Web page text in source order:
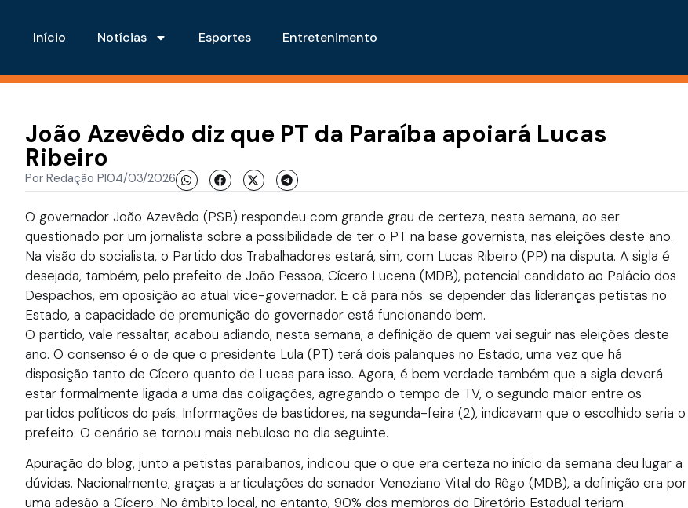
Início Notícias Esportes Entretenimento
João Azevêdo diz que PT da Paraíba apoiará Lucas
Ribeiro
Por Redação PI04/03/2026
O governador João Azevêdo (PSB) respondeu com grande grau de certeza, nesta semana, ao ser
questionado por um jornalista sobre a possibilidade de ter o PT na base governista, nas eleições deste ano.
Na visão do socialista, o Partido dos Trabalhadores estará, sim, com Lucas Ribeiro (PP) na disputa. A sigla é
desejada, também, pelo prefeito de João Pessoa, Cícero Lucena (MDB), potencial candidato ao Palácio dos
Despachos, em oposição ao atual vice-governador. E cá para nós: se depender das lideranças petistas no
Estado, a capacidade de premunição do governador está funcionando bem.
O partido, vale ressaltar, acabou adiando, nesta semana, a definição de quem vai seguir nas eleições deste
ano. O consenso é o de que o presidente Lula (PT) terá dois palanques no Estado, uma vez que há
disposição tanto de Cícero quanto de Lucas para isso. Agora, é bem verdade também que a sigla deverá
estar formalmente ligada a uma das coligações, agregando o tempo de TV, o segundo maior entre os
partidos políticos do país. Informações de bastidores, na segunda-feira (2), indicavam que o escolhido seria o
prefeito. O cenário se tornou mais nebuloso no dia seguinte.
Apuração do blog, junto a petistas paraibanos, indicou que o que era certeza no início da semana deu lugar a
dúvidas. Nacionalmente, graças a articulações do senador Veneziano Vital do Rêgo (MDB), a definição era por
uma adesão a Cícero. No âmbito local, no entanto, 90% dos membros do Diretório Estadual teriam